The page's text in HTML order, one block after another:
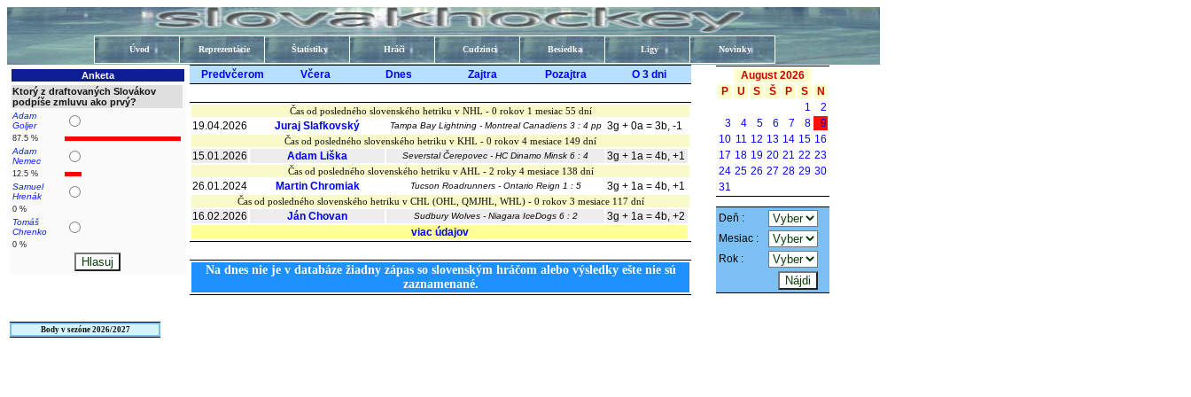
Úvod Reprezentácie Štatistiky Hráči Cudzinci Besiedka Ligy Novinky
Anketa
Ktorý z draftovaných Slovákov
podpíše zmluvu ako prvý?
Adam
Goljer
87.5 %
Adam
Nemec
12.5 %
Samuel
Hrenák
0 %
Tomáš
Chrenko
0 %
Body v sezóne 2026/2027
Predvčerom Včera Dnes Zajtra Pozajtra O 3 dni
Čas od posledného slovenského hetriku v NHL - 0 rokov 1 mesiac 55 dní
19.04.2026 Juraj Slafkovský Tampa Bay Lightning - Montreal Canadiens 3 : 4 pp 3g + 0a = 3b, -1
Čas od posledného slovenského hetriku v KHL - 0 rokov 4 mesiace 149 dní
15.01.2026 Adam Liška Severstal Čerepovec - HC Dinamo Minsk 6 : 4 3g + 1a = 4b, +1
Čas od posledného slovenského hetriku v AHL - 2 roky 4 mesiace 138 dní
26.01.2024 Martin Chromiak Tucson Roadrunners - Ontario Reign 1 : 5 3g + 1a = 4b, +1
Čas od posledného slovenského hetriku v CHL (OHL, QMJHL, WHL) - 0 rokov 3 mesiace 117 dní
16.02.2026 Ján Chovan Sudbury Wolves - Niagara IceDogs 6 : 2
3g + 1a = 4b, +2
viac údajov
Na dnes nie je v databáze žiadny zápas so slovenským hráčom alebo výsledky ešte nie sú
zaznamenané.
August 2026
P
U S Š P S
N
1
2
3
4 5 6 7 8
9
10 11 12 13 14 15 16
17 18 19 20 21 22 23
24 25 26 27 28 29 30
31
Deň :
Mesiac :
Rok :